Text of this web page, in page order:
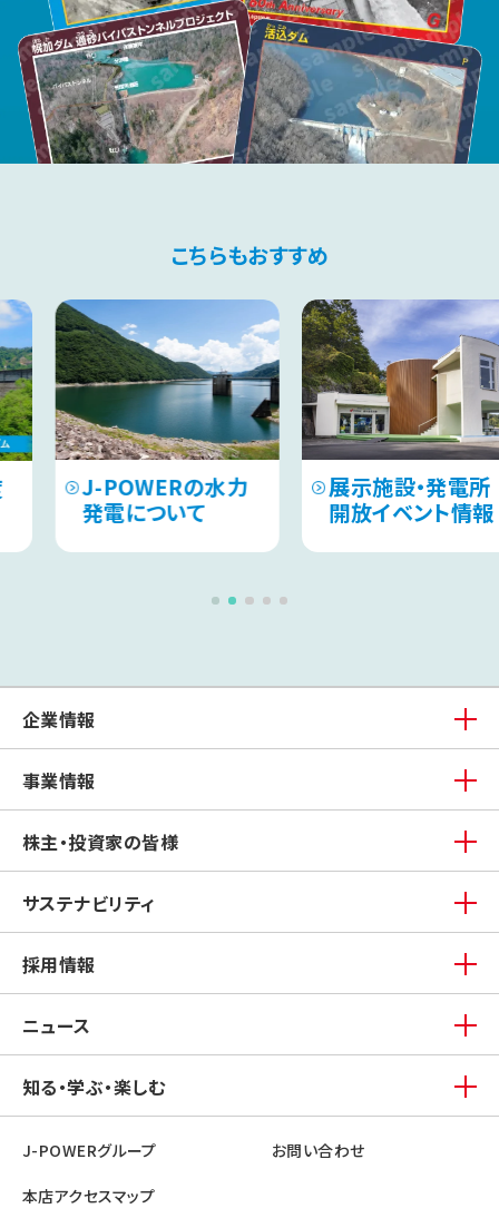
こちらもおすすめ
の水力
展示施設・発電所
開放イベント情報
「佐久間
周年記念
企業情報
事業情報
株主・投資家の皆様
サステナビリティ
採用情報
ニュース
知る・学ぶ・楽しむ
J-POWERグループ お問い合わせ
本店アクセスマップ